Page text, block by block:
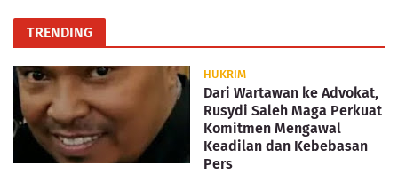
TRENDING
HUKRIM
Dari Wartawan ke Advokat,
Rusydi Saleh Maga Perkuat
Komitmen Mengawal
Keadilan dan Kebebasan
Pers